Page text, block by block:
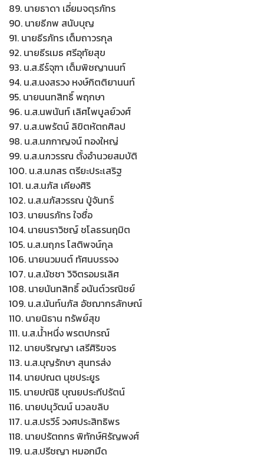
89. นายธาดา เอี่ยมจตุรภัทร
90. นายธีภพ สนับบุญ
91. นายธีรภัทร เต็มถาวรกุล
92. นายธีรเมธ ศรีอุทัยสุข
93. น.ส.ธีร์จุฑา เต็มพิชญานนท์
94. น.ส.นงสรวง หงษ์กิตติยานนท์
95. นายนนทสิทธิ์ พฤกษา
96. น.ส.นพนันท์ เลิศไพบูลย์วงศ์
97. น.ส.นพรัตน์ ลิขิตหัตถศิลป
98. น.ส.นภกาญจน์ ทองใหญ่
99. น.ส.นภวรรณ ตั้งอำนวยสมบัติ
100. น.ส.นภสร ตรียะประเสริฐ
101. น.ส.นภัส เคียงศิริ
102. น.ส.นภัสวรรณ ปู่จันทร์
103. นายนรภัทร ใจซื่อ
104. นายนราวิชญ์ ชโลธรนฤมิต
105. น.ส.นฤภร โสติพจน์กุล
106. นายนวมนต์ ทัศนบรรจง
107. น.ส.นัชชา วิจิตรอมรเลิศ
108. นายนันทสิทธิ์ อนันต์วรณิชย์
109. น.ส.นันท์นภัส อัชฌากรลักษณ์
110. นายนิธาน ทรัพย์สุข
111. น.ส.น้ำหนึ่ง พรตปกรณ์
112. นายบริญญา เสรีศิริขจร
113. น.ส.บุญรักษา สุนทรส่ง
114. นายปณต นุชประยูร
115. นายปณิธิ บุณยประทีปรัตน์
116. นายปนุวัฒน์ นวลขลิบ
117. น.ส.ปรวีร์ วงศประสิทธิพร
118. นายปรัตถกร พิทักษ์หิรัญพงศ์
119. น.ส.ปรีชญา หมอกมืด